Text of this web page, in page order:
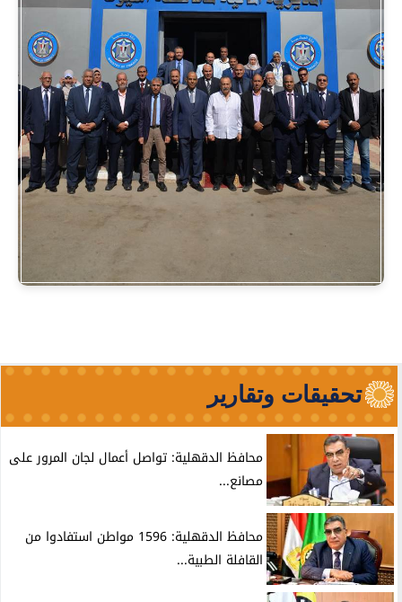
تحقيقات وتقارير
محافظ الدقهلية: تواصل أعمال لجان المرور على
مصانع...
محافظ الدقهلية: 1596 مواطن استفادوا من
القافلة الطبية...